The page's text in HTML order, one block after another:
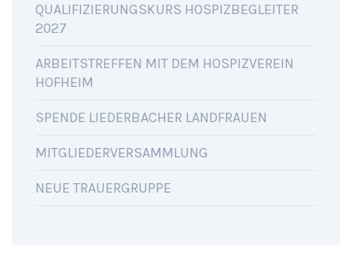
QUALIFIZIERUNGSKURS HOSPIZBEGLEITER
2027
ARBEITSTREFFEN MIT DEM HOSPIZVEREIN
HOFHEIM
SPENDE LIEDERBACHER LANDFRAUEN
MITGLIEDERVERSAMMLUNG
NEUE TRAUERGRUPPE